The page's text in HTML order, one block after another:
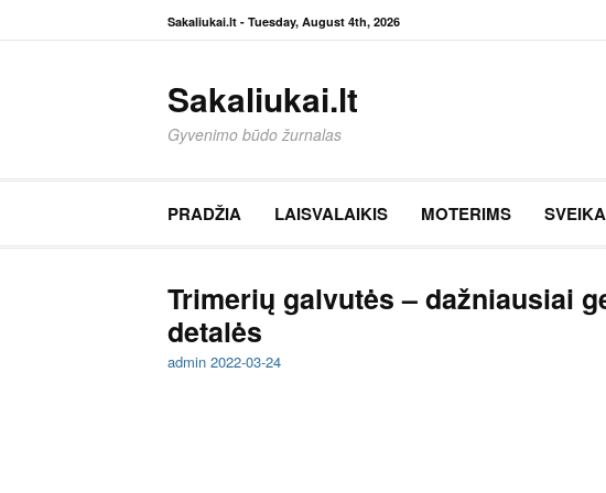
Sakaliukai.lt - Tuesday, August 4th, 2026
Sakaliukai.lt
Gyvenimo būdo žurnalas
PRADŽIA LAISVALAIKIS MOTERIMS
Trimerių galvutės – dažniausiai
detalės
admin 2022-03-24